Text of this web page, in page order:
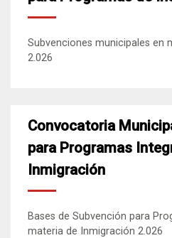
Subvenciones municipales en
2.026
Convocatoria
para Programas
Inmigración
Bases de Subvención para
materia de Inmigración 2.026